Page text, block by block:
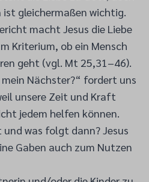
ist gleichermaßen wichtig.
macht Jesus die Liebe
Kriterium, ob ein Mensch
geht (vgl. Mt 25,31–46).
mein Nächster?“ fordert uns
unsere Zeit und Kraft
jedem helfen können.
was folgt dann? Jesus
Gaben auch zum Nutzen